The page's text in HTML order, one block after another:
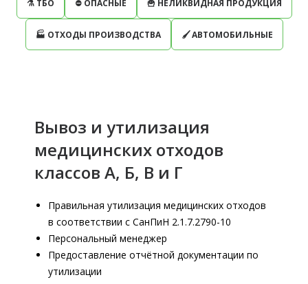
⚗ ТБО ⛔️ ОПАСНЫЕ 🍟 НЕЛИКВИДНАЯ ПРОДУКЦИЯ
🏭 ОТХОДЫ ПРОИЗВОДСТВА 🖌 АВТОМОБИЛЬНЫЕ
Вывоз и утилизация
медицинских отходов
классов А, Б, В и Г
Правильная утилизация медицинских отходов
в соответствии с СанПиН 2.1.7.2790-10
Персональный менеджер
Предоставление отчётной документации по
утилизации